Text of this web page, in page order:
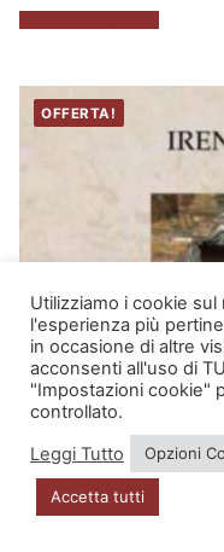
OFFERTA!
Utilizziamo i cookie
l'esperienza più
in occasione di altre
acconsenti all'uso di
"Impostazioni cookie"
controllato.
Leggi Tutto
Opzioni
Accetta tutti